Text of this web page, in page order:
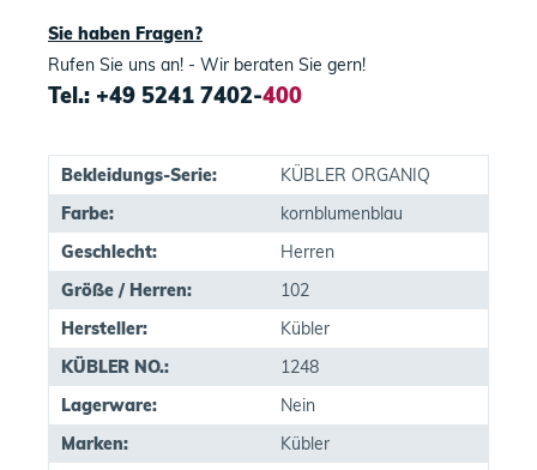
Sie haben Fragen?
Rufen Sie uns an! - Wir beraten Sie gern!
Tel.: +49 5241 7402-400
Bekleidungs-Serie:
KÜBLER ORGANIQ
Farbe:
kornblumenblau
Geschlecht:
Herren
Größe / Herren:
102
Hersteller:
Kübler
KÜBLER NO.:
1248
Lagerware:
Nein
Marken:
Kübler